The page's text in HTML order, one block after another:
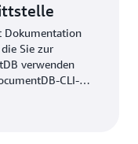
Dokumentation
Sie zur
verwenden
CLI-